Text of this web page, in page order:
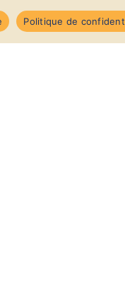
Précédent
Politique de